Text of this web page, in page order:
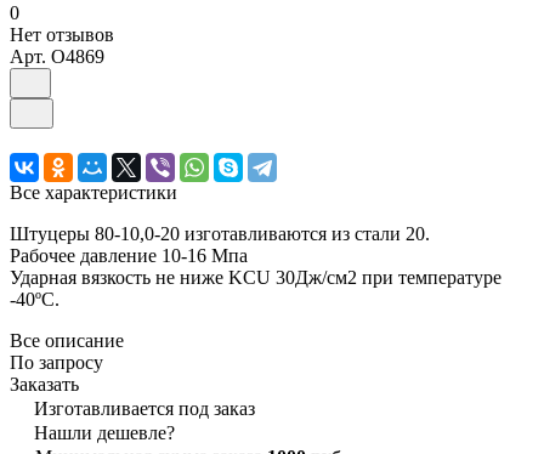
0
Нет отзывов
Арт. O4869
Все характеристики
Штуцеры 80-10,0-20 изготавливаются из стали 20.
Рабочее давление 10-16 Мпа
Ударная вязкость не ниже KCU 30Дж/см2 при температуре
-40ºС.
Все описание
По запросу
Заказать
Изготавливается под заказ
Нашли дешевле?